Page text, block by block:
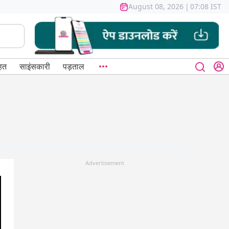
August 08, 2026 | 07:08 IST
साइंसकारी पड़ताल
Advertisement